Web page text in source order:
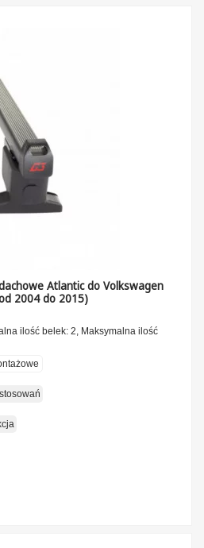
Atlantic do Volkswagen
2004 do 2015)
ilość belek: 2, Maksymalna ilość